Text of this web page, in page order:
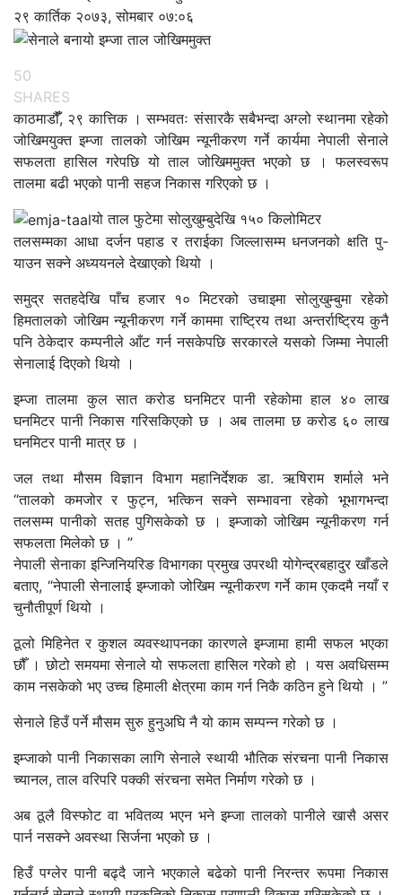
२९ कार्तिक २०७३, सोमबार ०७:०६
50
SHARES
काठमाडौँँ, २९ कात्तिक । सम्भवतः संसारकै सबैभन्दा अग्लो स्थानमा रहेको
जोखिमयुक्त इम्जा तालको जोखिम न्यूनीकरण गर्ने कार्यमा नेपाली सेनाले
सफलता हासिल गरेपछि यो ताल जोखिममुक्त भएको छ । फलस्वरूप
तालमा बढी भएको पानी सहज निकास गरिएको छ ।
यो ताल फुटेमा सोलुखुम्बुदेखि १५० किलोमिटर
तलसम्मका आधा दर्जन पहाड र तराईका जिल्लासम्म धनजनको क्षति पु-
याउन सक्ने अध्ययनले देखाएको थियो ।
समुद्र सतहदेखि पाँच हजार १० मिटरको उचाइमा सोलुखुम्बुमा रहेको
हिमतालको जोखिम न्यूनीकरण गर्ने काममा राष्ट्रिय तथा अन्तर्राष्ट्रिय कुनै
पनि ठेकेदार कम्पनीले आँट गर्न नसकेपछि सरकारले यसको जिम्मा नेपाली
सेनालाई दिएको थियो ।
इम्जा तालमा कुल सात करोड घनमिटर पानी रहेकोमा हाल ४० लाख
घनमिटर पानी निकास गरिसकिएको छ । अब तालमा छ करोड ६० लाख
घनमिटर पानी मात्र छ ।
जल तथा मौसम विज्ञान विभाग महानिर्देशक डा. ऋषिराम शर्माले भने
“तालको कमजोर र फुट्न, भत्किन सक्ने सम्भावना रहेको भूभागभन्दा
तलसम्म पानीको सतह पुगिसकेको छ । इम्जाको जोखिम न्यूनीकरण गर्न
सफलता मिलेको छ । ”
नेपाली सेनाका इन्जिनियरिङ विभागका प्रमुख उपरथी योगेन्द्रबहादुर खाँडले
बताए, “नेपाली सेनालाई इम्जाको जोखिम न्यूनीकरण गर्ने काम एकदमै नयाँ र
चुनौतीपूर्ण थियो ।
ठूलो मिहिनेत र कुशल व्यवस्थापनका कारणले इम्जामा हामी सफल भएका
छौँ । छोटो समयमा सेनाले यो सफलता हासिल गरेको हो । यस अवधिसम्म
काम नसकेको भए उच्च हिमाली क्षेत्रमा काम गर्न निकै कठिन हुने थियो । ”
सेनाले हिउँ पर्ने मौसम सुरु हुनुअघि नै यो काम सम्पन्न गरेको छ ।
इम्जाको पानी निकासका लागि सेनाले स्थायी भौतिक संरचना पानी निकास
च्यानल, ताल वरिपरि पक्की संरचना समेत निर्माण गरेको छ ।
अब ठूलै विस्फोट वा भवितव्य भएन भने इम्जा तालको पानीले खासै असर
पार्न नसक्ने अवस्था सिर्जना भएको छ ।
हिउँ पग्लेर पानी बढ्दै जाने भएकाले बढेको पानी निरन्तर रूपमा निकास